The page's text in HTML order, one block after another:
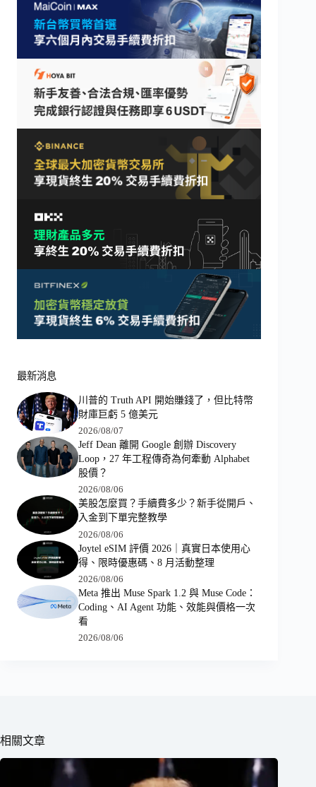
最新消息
川普的 Truth API 開始賺錢了，但比特幣
財庫巨虧 5 億美元
2026/08/07
Jeff Dean 離開 Google 創辦 Discovery
Loop，27 年工程傳奇為何牽動 Alphabet
股價？
2026/08/06
美股怎麼買？手續費多少？新手從開戶、
入金到下單完整教學
2026/08/06
Joytel eSIM 評價 2026｜真實日本使用心
得、限時優惠碼、8 月活動整理
2026/08/06
Meta 推出 Muse Spark 1.2 與 Muse Code：
Coding、AI Agent 功能、效能與價格一次
看
2026/08/06
相關文章